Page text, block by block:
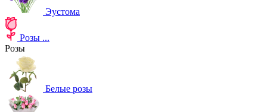
Эустома
Розы ...
Розы
Белые розы